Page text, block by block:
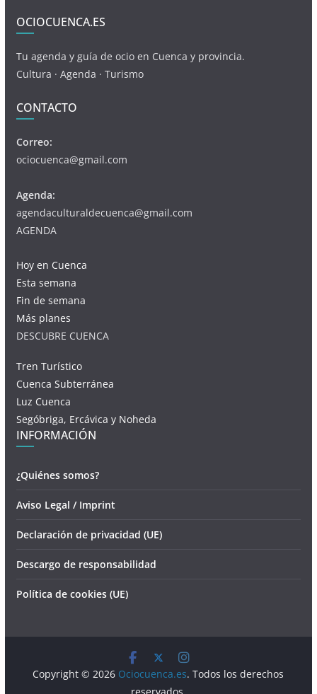
OCIOCUENCA.ES
Tu agenda y guía de ocio en Cuenca y provincia.
Cultura · Agenda · Turismo
CONTACTO
Correo:
ociocuenca@gmail.com
Agenda:
agendaculturaldecuenca@gmail.com
AGENDA
Hoy en Cuenca
Esta semana
Fin de semana
Más planes
DESCUBRE CUENCA
Tren Turístico
Cuenca Subterránea
Luz Cuenca
Segóbriga, Ercávica y Noheda
INFORMACIÓN
¿Quiénes somos?
Aviso Legal / Imprint
Declaración de privacidad (UE)
Descargo de responsabilidad
Política de cookies (UE)
Copyright © 2026 Ociocuenca.es. Todos los derechos